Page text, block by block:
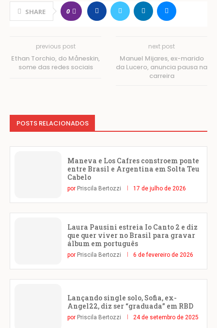
SHARE 0
previous post
Ethan Torchio, do Måneskin,
some das redes sociais
next post
Manuel Mijares, ex-marido
da Lucero, anuncia pausa na
carreira
POSTS RELACIONADOS
Maneva e Los Cafres constroem ponte
entre Brasil e Argentina em Solta Teu
Cabelo
por Priscila Bertozzi 17 de julho de 2026
Laura Pausini estreia Io Canto 2 e diz
que quer viver no Brasil para gravar
álbum em português
por Priscila Bertozzi 6 de fevereiro de 2026
Lançando single solo, Sofia, ex-
Angel22, diz ser “graduada” em RBD
por Priscila Bertozzi 24 de setembro de 2025